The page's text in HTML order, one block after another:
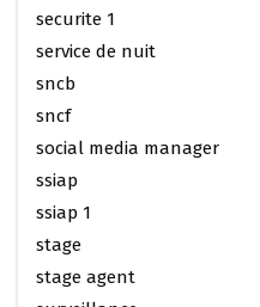
securite 1
service de nuit
sncb
sncf
social media manager
ssiap
ssiap 1
stage
stage agent